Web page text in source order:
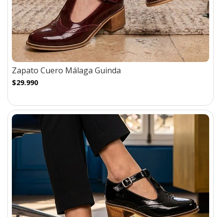
Zapato Cuero Málaga Guinda
$29.990